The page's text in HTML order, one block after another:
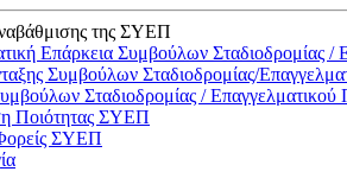
της ΣΥΕΠ
Επάρκεια Συμβούλων Σταδιοδρομίας /
Συμβούλων Σταδιοδρομίας/
Σταδιοδρομίας / Επαγγελματικού
Ποιότητας ΣΥΕΠ
Φορείς ΣΥΕΠ